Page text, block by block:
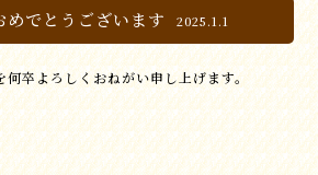
めでとうございます 2025.1.1
何卒よろしくおねがい申し上げます。